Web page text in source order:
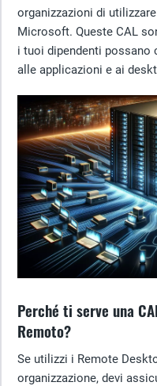
organizzazioni di
Microsoft. Queste CAL
i tuoi dipendenti possano
alle applicazioni e ai
Perché ti serve una
Remoto?
Se utilizzi i Remote
organizzazione, devi